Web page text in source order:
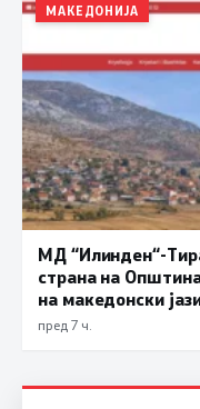
МАКЕДОНИЈА
МД “Илинден“-
страна на
на македонски
пред 7 ч.